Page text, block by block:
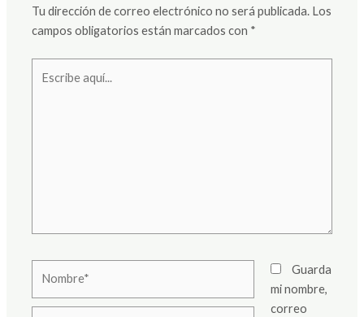
Tu dirección de correo electrónico no será publicada. Los
campos obligatorios están marcados con *
aquí...
Guarda
mi nombre,
correo